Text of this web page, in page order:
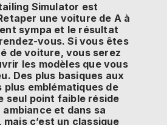
Simulator est
une voiture de A à
sympa et le résultat
vous. Si vous êtes
de voiture, vous serez
les modèles que vous
Des plus basiques aux
plus emblématiques de
seul point faible réside
ambiance et dans sa
c’est un classique